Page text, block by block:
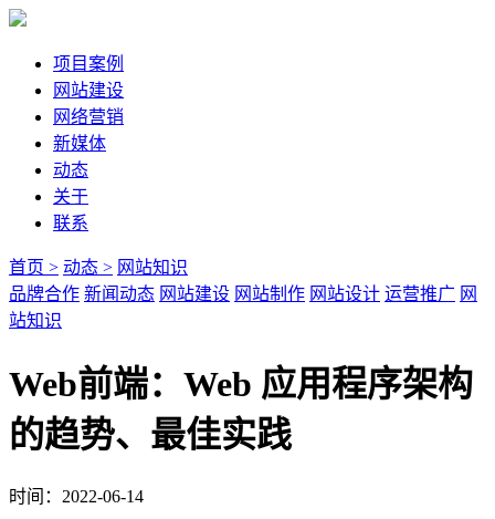
项目案例
网站建设
网络营销
新媒体
动态
关于
联系
首页 > 动态 > 网站知识
品牌合作 新闻动态 网站建设 网站制作 网站设计 运营推广 网
站知识
Web前端：Web 应用程序架构
的趋势、最佳实践
时间：2022-06-14